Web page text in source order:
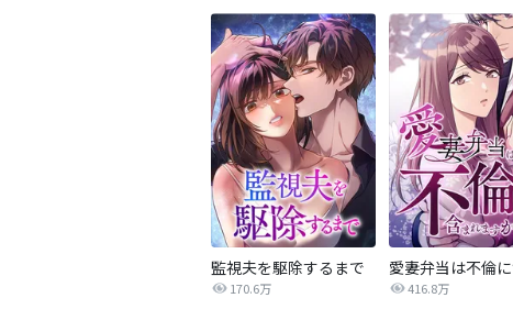
監視夫を駆除するまで
170.6万 416.8万